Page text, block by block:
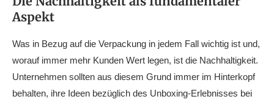
Aspekt
Was in Bezug auf die Verpackung in jedem Fall wichtig ist und,
worauf immer mehr Kunden Wert legen, ist die Nachhaltigkeit.
Unternehmen sollten aus diesem Grund immer im Hinterkopf
behalten, ihre Ideen bezüglich des Unboxing-Erlebnisses bei